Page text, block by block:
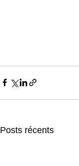
Posts récents